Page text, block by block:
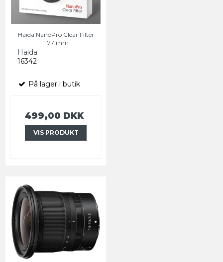
Haida NanoPro Clear Filter
- 77 mm
Haida
16342
På lager i butik
499,00 DKK
VIS PRODUKT